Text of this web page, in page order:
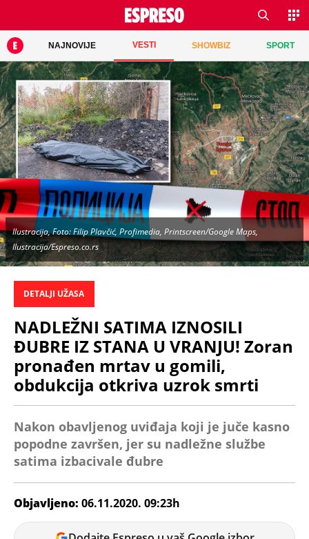
NAJNOVIJE VESTI SHOWBIZ SPORT
Ilustracija, Foto: Filip Plavčić, Profimedia, Printscreen/Google Maps,
Ilustracija/Espreso.co.rs
DETALJI UŽASA
NADLEŽNI SATIMA IZNOSILI
ĐUBRE IZ STANA U VRANJU! Zoran
pronađen mrtav u gomili,
obdukcija otkriva uzrok smrti
Nakon obavljenog uviđaja koji je juče kasno
popodne završen, jer su nadležne službe
satima izbacivale đubre
Objavljeno: 06.11.2020. 09:23h
Jelena